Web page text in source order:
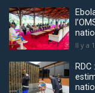
Il y a